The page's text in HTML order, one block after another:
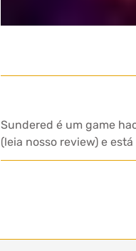
Sundered é um game
(leia nosso review) e